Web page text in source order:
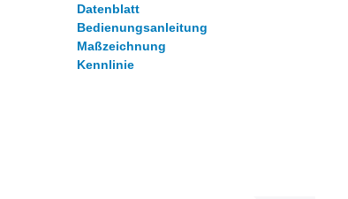
Datenblatt
Bedienungsanleitung
Maßzeichnung
Kennlinie